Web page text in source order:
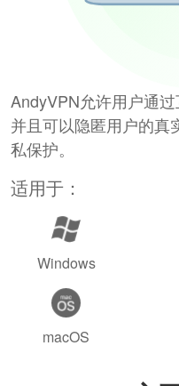
AndyVPN允许用户通
并且可以隐匿用户的真
私保护。
适用于：
Windows
macOS